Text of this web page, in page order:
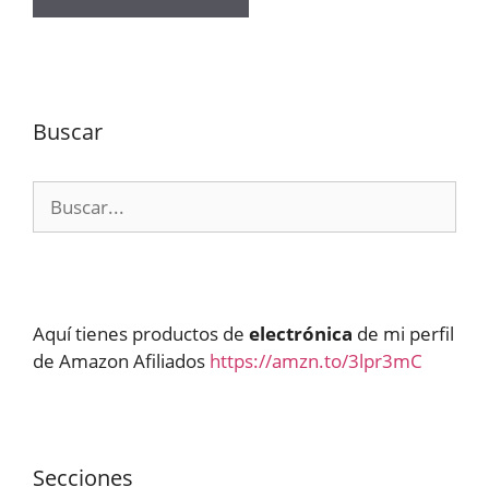
Buscar
Aquí tienes productos de electrónica de mi perfil
de Amazon Afiliados https://amzn.to/3lpr3mC
Secciones